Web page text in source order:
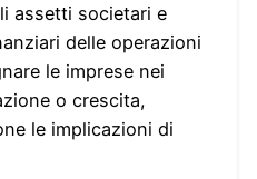
assetti societari e
delle operazioni
le imprese nei
o crescita,
le implicazioni di